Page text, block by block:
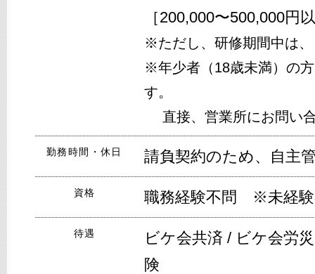
［200,000〜500,000円
※ただし、研修期間中は
※年少者（18歳未満）の
す。
直接、営業所にお問い
勤務時間・休日 請負契約のため、自主
資格 職務経験不問 ※未経
待遇
ビケ会共済 / ビケ会労
険